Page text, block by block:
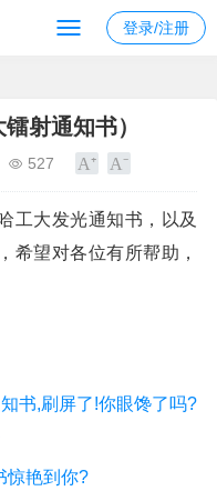
登录/注册
射通知书）
527
工大发光通知书，以及
希望对各位有所帮助，
书,刷屏了!你眼馋了吗?
惊艳到你?